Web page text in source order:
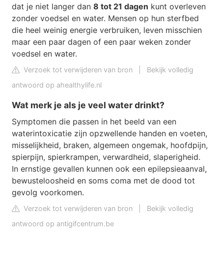
dat je niet langer dan 8 tot 21 dagen kunt overleven
zonder voedsel en water. Mensen op hun sterfbed
die heel weinig energie verbruiken, leven misschien
maar een paar dagen of een paar weken zonder
voedsel en water.
Verzoek tot verwijderen van bron
Bekijk volledig
antwoord op ahealthylife.nl
Wat merk je als je veel water drinkt?
Symptomen die passen in het beeld van een
waterintoxicatie zijn opzwellende handen en voeten,
misselijkheid, braken, algemeen ongemak, hoofdpijn,
spierpijn, spierkrampen, verwardheid, slaperigheid.
In ernstige gevallen kunnen ook een epilepsieaanval,
bewusteloosheid en soms coma met de dood tot
gevolg voorkomen.
Verzoek tot verwijderen van bron
Bekijk volledig
antwoord op antigifcentrum.be